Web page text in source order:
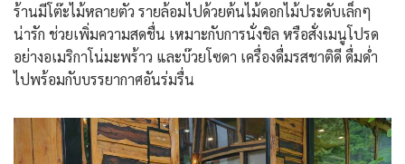
ร้านมีโต๊ะไม้หลายตัว รายล้อมไปด้วยต้นไม้ดอกไม้ประดับเล็กๆ
น่ารัก ช่วยเพิ่มความสดชื่น เหมาะกับการนั่งชิล หรือสั่งเมนูโปรด
อย่างอเมริกาโน่มะพร้าว และบ๊วยโซดา เครื่องดื่มรสชาติดี ดื่มด่ำ
ไปพร้อมกับบรรยากาศอันร่มรื่น